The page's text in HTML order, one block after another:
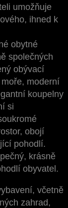
umožňuje
ihned k
obytné
společných
obývací
moderní
koupelny
si
obojí
pohodlí.
krásně
obyvatel.
včetně
zahrad,